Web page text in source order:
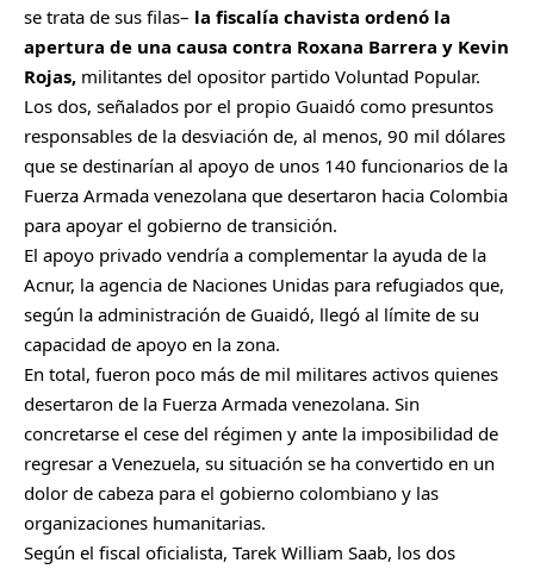
se trata de sus filas– la fiscalía chavista ordenó la
apertura de una causa contra Roxana Barrera y Kevin
Rojas, militantes del opositor partido Voluntad Popular.
Los dos, señalados por el propio Guaidó como presuntos
responsables de la desviación de, al menos, 90 mil dólares
que se destinarían al apoyo de unos 140 funcionarios de la
Fuerza Armada venezolana que desertaron hacia Colombia
para apoyar el gobierno de transición.
El apoyo privado vendría a complementar la ayuda de la
Acnur, la agencia de Naciones Unidas para refugiados que,
según la administración de Guaidó, llegó al límite de su
capacidad de apoyo en la zona.
En total, fueron poco más de mil militares activos quienes
desertaron de la Fuerza Armada venezolana. Sin
concretarse el cese del régimen y ante la imposibilidad de
regresar a Venezuela, su situación se ha convertido en un
dolor de cabeza para el gobierno colombiano y las
organizaciones humanitarias.
Según el fiscal oficialista, Tarek William Saab, los dos